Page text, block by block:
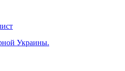
Украины.